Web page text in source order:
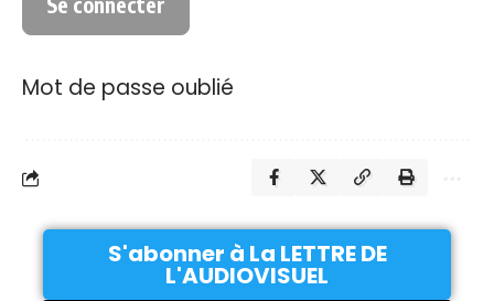
Mot de passe oublié
S'abonner à La LETTRE DE
L'AUDIOVISUEL